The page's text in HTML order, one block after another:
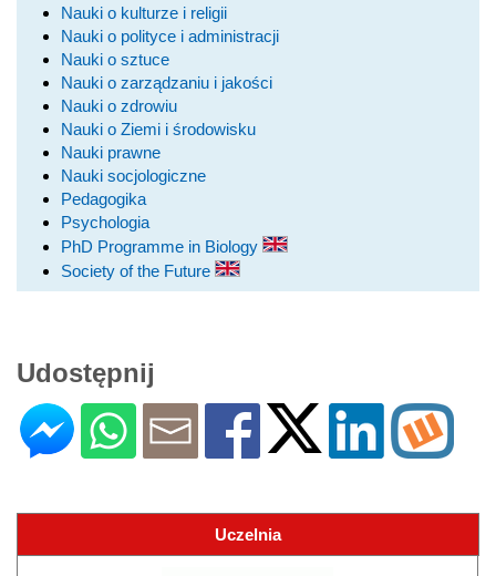
Nauki o kulturze i religii
Nauki o polityce i administracji
Nauki o sztuce
Nauki o zarządzaniu i jakości
Nauki o zdrowiu
Nauki o Ziemi i środowisku
Nauki prawne
Nauki socjologiczne
Pedagogika
Psychologia
PhD Programme in Biology
Society of the Future
Udostępnij
Uczelnia